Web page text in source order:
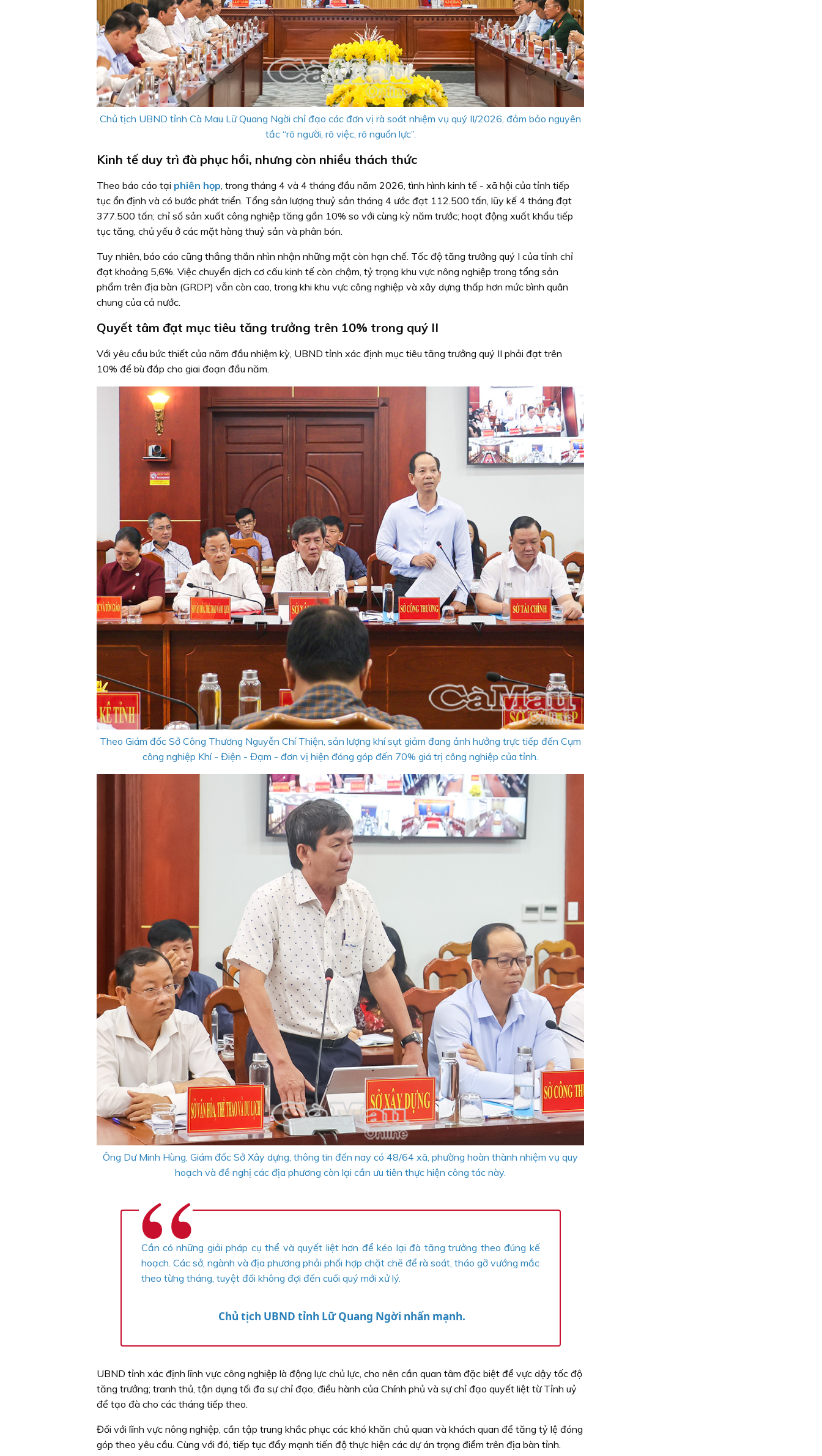
Chủ tịch UBND tỉnh Cà Mau Lữ Quang Ngời chỉ đạo các đơn vị rà soát nhiệm vụ quý II/2026, đảm bảo nguyên
tắc “rõ người, rõ việc, rõ nguồn lực”.
Kinh tế duy trì đà phục hồi, nhưng còn nhiều thách thức
Theo báo cáo tại phiên họp , trong tháng 4 và 4 tháng đầu năm 2026, tình hình kinh tế - xã hội của tỉnh tiếp
tục ổn định và có bước phát triển. Tổng sản lượng thuỷ sản tháng 4 ước đạt 112.500 tấn, lũy kế 4 tháng đạt
377.500 tấn; chỉ số sản xuất công nghiệp tăng gần 10% so với cùng kỳ năm trước; hoạt động xuất khẩu tiếp
tục tăng, chủ yếu ở các mặt hàng thuỷ sản và phân bón.
Tuy nhiên, báo cáo cũng thẳng thắn nhìn nhận những mặt còn hạn chế. Tốc độ tăng trưởng quý I của tỉnh chỉ
đạt khoảng 5,6%. Việc chuyển dịch cơ cấu kinh tế còn chậm, tỷ trọng khu vực nông nghiệp trong tổng sản
phẩm trên địa bàn (GRDP) vẫn còn cao, trong khi khu vực công nghiệp và xây dựng thấp hơn mức bình quân
chung của cả nước.
Quyết tâm đạt mục tiêu tăng trưởng trên 10% trong quý II
Với yêu cầu bức thiết của năm đầu nhiệm kỳ, UBND tỉnh xác định mục tiêu tăng trưởng quý II phải đạt trên
10% để bù đắp cho giai đoạn đầu năm.
Theo Giám đốc Sở Công Thương Nguyễn Chí Thiện, sản lượng khí sụt giảm đang ảnh hưởng trực tiếp đến Cụm
công nghiệp Khí - Điện - Đạm - đơn vị hiện đóng góp đến 70% giá trị công nghiệp của tỉnh.
Ông Dư Minh Hùng, Giám đốc Sở Xây dựng, thông tin đến nay có 48/64 xã, phường hoàn thành nhiệm vụ quy
hoạch và đề nghị các địa phương còn lại cần ưu tiên thực hiện công tác này.
Cần có những giải pháp cụ thể và quyết liệt hơn để kéo lại đà tăng trưởng theo đúng kế
hoạch. Các sở, ngành và địa phương phải phối hợp chặt chẽ để rà soát, tháo gỡ vướng mắc
theo từng tháng, tuyệt đối không đợi đến cuối quý mới xử lý.
Chủ tịch UBND tỉnh Lữ Quang Ngời nhấn mạnh.
UBND tỉnh xác định lĩnh vực công nghiệp là động lực chủ lực, cho nên cần quan tâm đặc biệt để vực dậy tốc độ
tăng trưởng; tranh thủ, tận dụng tối đa sự chỉ đạo, điều hành của Chính phủ và sự chỉ đạo quyết liệt từ Tỉnh uỷ
để tạo đà cho các tháng tiếp theo.
Đối với lĩnh vực nông nghiệp, cần tập trung khắc phục các khó khăn chủ quan và khách quan để tăng tỷ lệ đóng
góp theo yêu cầu. Cùng với đó, tiếp tục đẩy mạnh tiến độ thực hiện các dự án trọng điểm trên địa bàn tỉnh.